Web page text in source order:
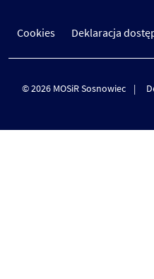
Cookies Deklaracja
© 2026 MOSiR Sosnowiec